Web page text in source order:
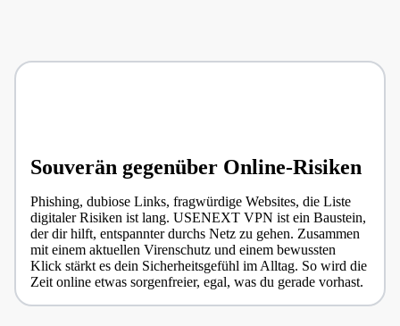
Souverän gegenüber Online-Risiken
Phishing, dubiose Links, fragwürdige Websites, die Liste
digitaler Risiken ist lang. USENEXT VPN ist ein Baustein,
der dir hilft, entspannter durchs Netz zu gehen. Zusammen
mit einem aktuellen Virenschutz und einem bewussten
Klick stärkt es dein Sicherheitsgefühl im Alltag. So wird die
Zeit online etwas sorgenfreier, egal, was du gerade vorhast.